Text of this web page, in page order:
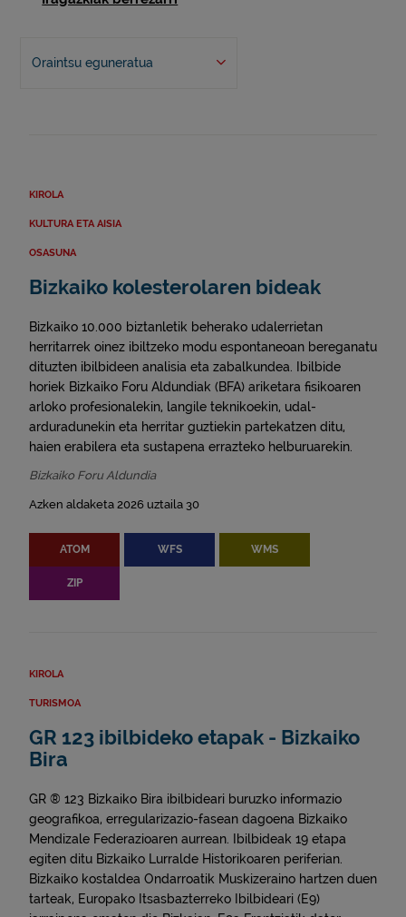
Oraintsu eguneratua
KIROLA
KULTURA ETA AISIA
OSASUNA
Bizkaiko kolesterolaren bideak
Bizkaiko 10.000 biztanletik beherako udalerrietan
herritarrek oinez ibiltzeko modu espontaneoan bereganatu
dituzten ibilbideen analisia eta zabalkundea. Ibilbide
horiek Bizkaiko Foru Aldundiak (BFA) ariketara fisikoaren
arloko profesionalekin, langile teknikoekin, udal-
arduradunekin eta herritar guztiekin partekatzen ditu,
haien erabilera eta sustapena errazteko helburuarekin.
Bizkaiko Foru Aldundia
Azken aldaketa 2026 uztaila 30
ATOM WFS WMS
ZIP
KIROLA
TURISMOA
GR 123 ibilbideko etapak - Bizkaiko
Bira
GR ® 123 Bizkaiko Bira ibilbideari buruzko informazio
geografikoa, erregularizazio-fasean dagoena Bizkaiko
Mendizale Federazioaren aurrean. Ibilbideak 19 etapa
egiten ditu Bizkaiko Lurralde Historikoaren periferian.
Bizkaiko kostaldea Ondarroatik Muskizeraino hartzen duen
tarteak, Europako Itsasbazterreko Ibilbideari (E9)